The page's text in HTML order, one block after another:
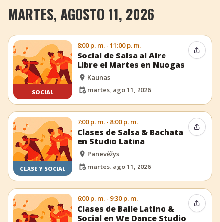
MARTES, AGOSTO 11, 2026
SOCIAL
8:00 p. m. - 11:00 p. m.
Social de Salsa al Aire
Libre el Martes en Nuogas
Kaunas
martes, ago 11, 2026
CLASE Y SOCIAL
7:00 p. m. - 8:00 p. m.
Clases de Salsa & Bachata
en Studio Latina
Panevėžys
martes, ago 11, 2026
6:00 p. m. - 9:30 p. m.
Clases de Baile Latino &
Social en We Dance Studio